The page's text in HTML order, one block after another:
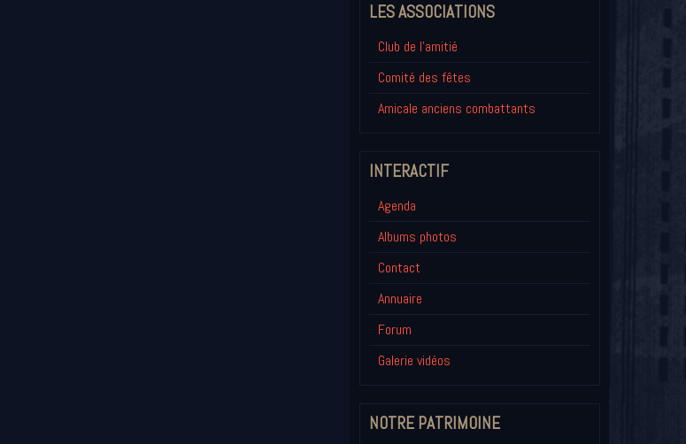
LES ASSOCIATIONS
Club de l'amitié
Comité des fêtes
Amicale anciens combattants
INTERACTIF
Agenda
Albums photos
Contact
Annuaire
Forum
Galerie vidéos
NOTRE PATRIMOINE